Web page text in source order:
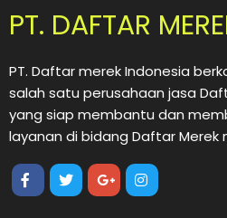
PT. DAFTAR
PT. Daftar merek Indonesia
salah satu perusahaan jasa
yang siap membantu dan
layanan di bidang Daftar Merek